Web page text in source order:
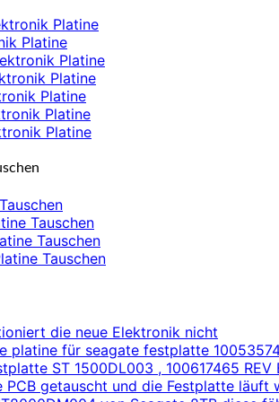
Platine
Platine
Platine
Platine
Platine
Platine
Platine
Tauschen
Tauschen
Tauschen
die neue Elektronik nicht
platine für seagate festplatte
ST 1500DL003 , 100617465 REV
PCB getauscht und die Festplatte läuft